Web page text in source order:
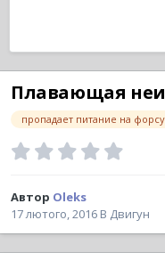
Плавающая
пропадает питание на
Автор Oleks
17 лютого, 2016 В Двигун